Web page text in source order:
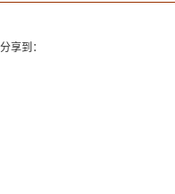
分享到：